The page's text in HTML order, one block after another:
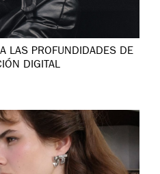
LAS PROFUNDIDADES DE
DIGITAL